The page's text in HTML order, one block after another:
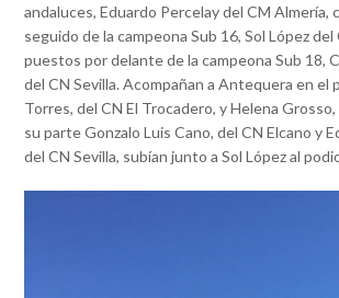
andaluces, Eduardo Percelay del CM Almería,
seguido de la campeona Sub 16, Sol López del
puestos por delante de la campeona Sub 18,
del CN Sevilla. Acompañan a Antequera en el
Torres, del CN El Trocadero, y Helena
su parte Gonzalo Luis Cano, del CN Elcano y
del CN Sevilla, subían junto a Sol López al